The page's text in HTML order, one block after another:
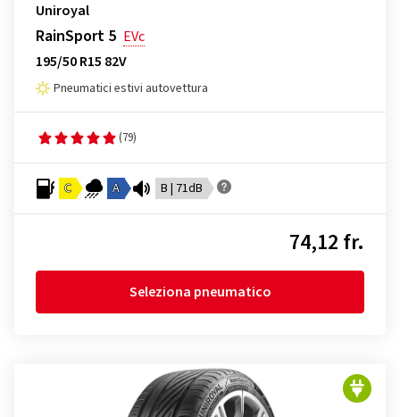
Uniroyal
RainSport 5 EVc
195/50 R15 82V
Pneumatici estivi autovettura
(79)
C A B | 71dB
74,12 fr.
Seleziona pneumatico